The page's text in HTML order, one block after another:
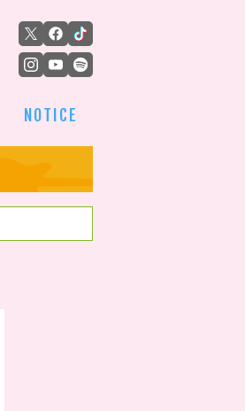
NOTICE